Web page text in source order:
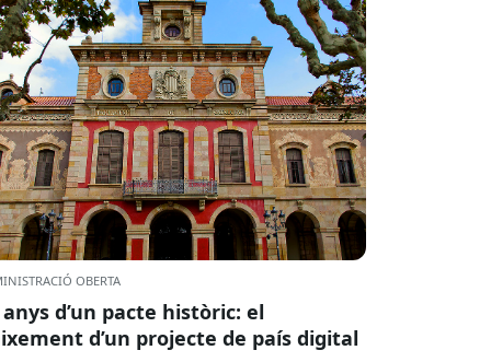
OBERTA
anys d’un pacte històric: el
d’un projecte de país digital